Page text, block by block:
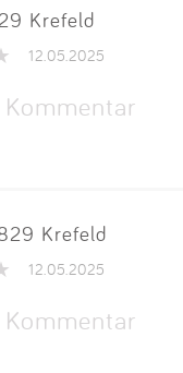
Krefeld
12.05.2025
Krefeld
12.05.2025